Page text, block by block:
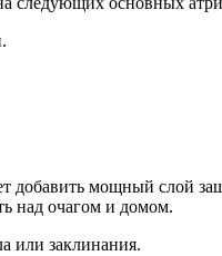
мощный слой
над очагом и домом.
или заклинания.